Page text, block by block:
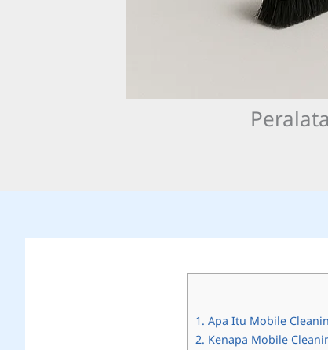
1. Apa Itu Mobile
2. Kenapa Mobile